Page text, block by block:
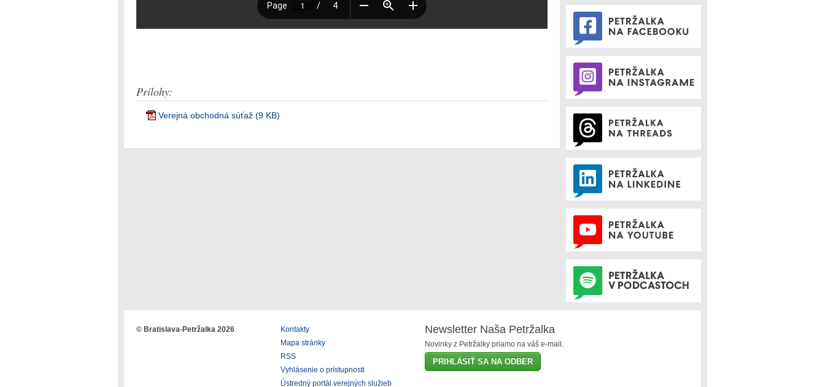
Prílohy:
Verejná obchodná súťaž (9 KB)
© Bratislava-Petržalka 2026
Kontakty
Mapa stránky
RSS
Vyhlásenie o prístupnosti
Ústredný portál verejných služieb
Newsletter Naša Petržalka
Novinky z Petržalky priamo na váš e-mail.
PRIHLÁSIŤ SA NA ODBER